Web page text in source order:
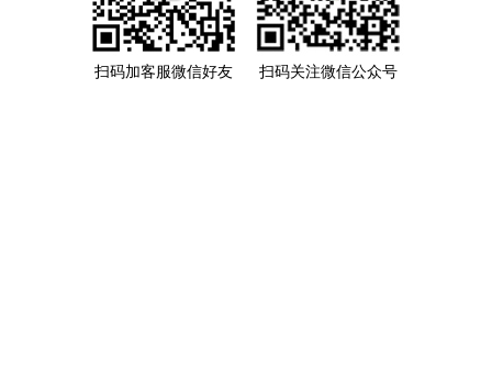
扫码加客服微信好友 扫码关注微信公众号